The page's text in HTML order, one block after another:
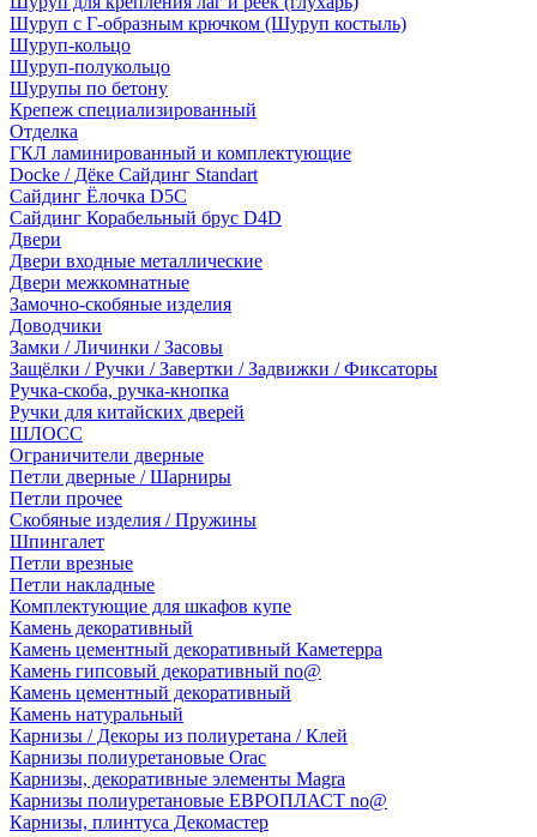
Шуруп с Г-образным крючком (Шуруп костыль)
Шуруп-кольцо
Шуруп-полукольцо
Шурупы по бетону
Крепеж специализированный
Отделка
ГКЛ ламинированный и комплектующие
Docke / Дёке Сайдинг Standart
Сайдинг Ёлочка D5C
Сайдинг Корабельный брус D4D
Двери
Двери входные металлические
Двери межкомнатные
Замочно-скобяные изделия
Доводчики
Замки / Личинки / Засовы
Защёлки / Ручки / Завертки / Задвижки / Фиксаторы
Ручка-скоба, ручка-кнопка
Ручки для китайских дверей
ШЛОСС
Ограничители дверные
Петли дверные / Шарниры
Петли прочее
Скобяные изделия / Пружины
Шпингалет
Петли врезные
Петли накладные
Комплектующие для шкафов купе
Камень декоративный
Камень цементный декоративный Каметерра
Камень гипсовый декоративный no@
Камень цементный декоративный
Камень натуральный
Карнизы / Декоры из полиуретана / Клей
Карнизы полиуретановые Orac
Карнизы, декоративные элементы Magra
Карнизы полиуретановые ЕВРОПЛАСТ no@
Карнизы, плинтуса Декомастер